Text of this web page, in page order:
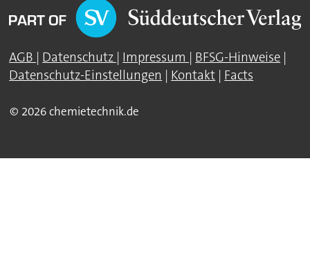
AGB | Datenschutz | Impressum | BFSG-Hinweise |
Datenschutz-Einstellungen | Kontakt | Facts
© 2026 chemietechnik.de